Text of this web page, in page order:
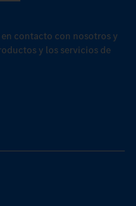
en contacto con nosotros y
y los servicios de